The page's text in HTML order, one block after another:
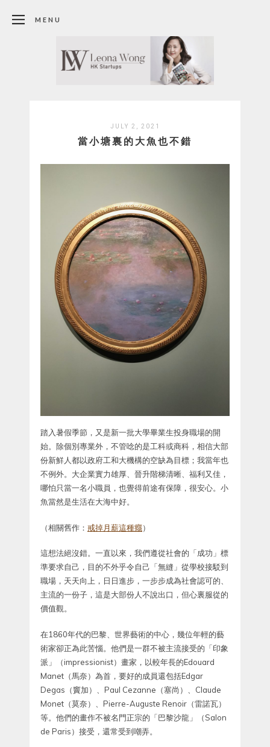
MENU
JULY 2, 2021
當小塘裏的大魚也不錯
踏入暑假季節，又是新一批大學畢業生投身職場的開
始。除個別專業外，不管唸的是工科或商科，相信大部
份新鮮人都以政府工和大機構的空缺為目標；我當年也
不例外。大企業實力雄厚、晉升階梯清晰、福利又佳，
哪怕只當一名小職員，也覺得前途有保障，很安心。小
魚當然是生活在大海中好。
（相關舊作： 戒掉月薪這種癮）
這想法絕沒錯。一直以來，我們遵從社會的「成功」標
準要求自己，目的不外乎令自己「無縫」從學校接駁到
職場，天天向上，日日進步，一步步成為社會認可的、
主流的一份子，這是大部份人不說出口，但心裏服從的
價值觀。
在1860年代的巴黎、世界藝術的中心，幾位年輕的藝
術家卻正為此苦惱。他們是一群不被主流接受的「印象
派」（impressionist）畫家，以較年長的Edouard
Manet（馬奈）為首，要好的成員還包括Edgar
Degas（竇加）、Paul Cezanne（塞尚）、Claude
Monet（莫奈）、Pierre-Auguste Renoir（雷諾瓦）
等。他們的畫作不被名門正宗的「巴黎沙龍」（Salon
de Paris）接受，還常受到嘲弄。